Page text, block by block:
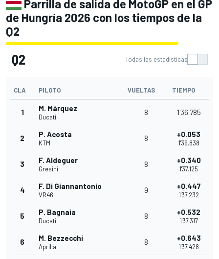
Parrilla de salida de MotoGP en el GP
de Hungría 2026 con los tiempos de la
Q2
Q2 Todas las estadísticas
CLA PILOTO VUELTAS TIEMPO
1 M. Márquez
Ducati
8 1'36.785
2 P. Acosta
KTM
8 +0.053
1'36.838
3 F. Aldeguer
Gresini
8 +0.340
1'37.125
4 F. Di Giannantonio
VR46
9 +0.447
1'37.232
5 P. Bagnaia
Ducati
8 +0.532
1'37.317
6 M. Bezzecchi
Aprilia
8 +0.643
1'37.428